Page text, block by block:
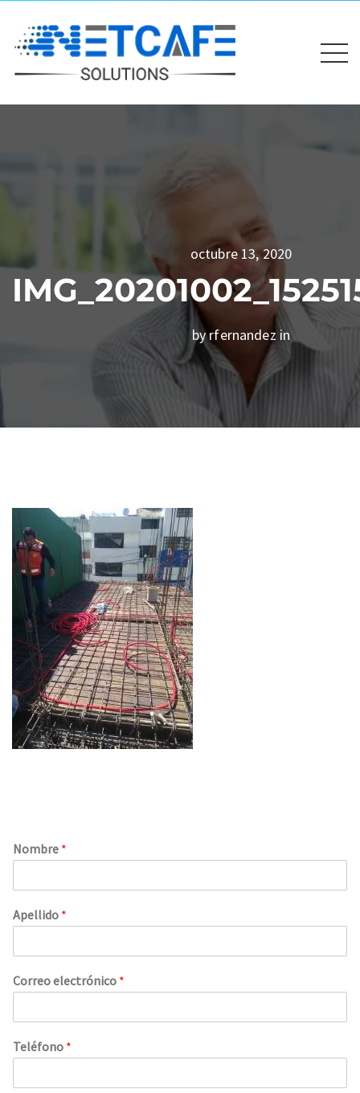
octubre 13, 2020
by rfernandez in
Nombre *
Apellido *
Correo electrónico *
Teléfono *